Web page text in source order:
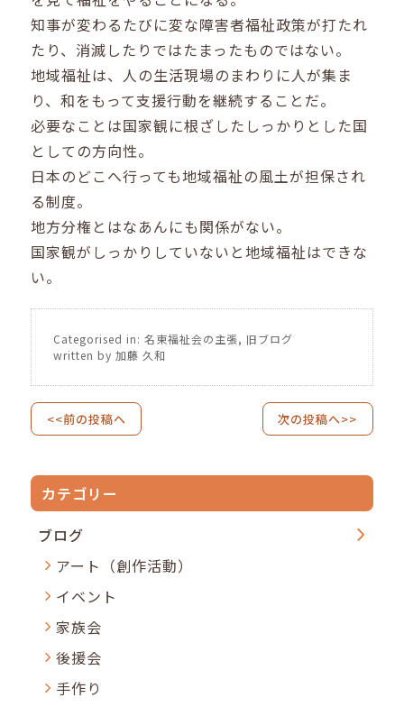
知事が変わるたびに変な障害者福祉政策が打たれ
たり、消滅したりではたまったものではない。
地域福祉は、人の生活現場のまわりに人が集ま
り、和をもって支援行動を継続することだ。
必要なことは国家観に根ざしたしっかりとした国
としての方向性。
日本のどこへ行っても地域福祉の風土が担保され
る制度。
地方分権とはなあんにも関係がない。
国家観がしっかりしていないと地域福祉はできな
い。
Categorised in:名東福祉会の主張, 旧ブログ
written by 加藤 久和
<<前の投稿へ 次の投稿へ>>
カテゴリー
ブログ
アート（創作活動）
イベント
家族会
後援会
手作り